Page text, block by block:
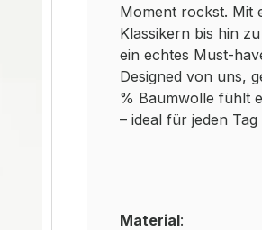
Moment rockst. Mit
Klassikern bis hin
ein echtes Must-
Designed von uns,
% Baumwolle fühlt
– ideal für jeden
Material: